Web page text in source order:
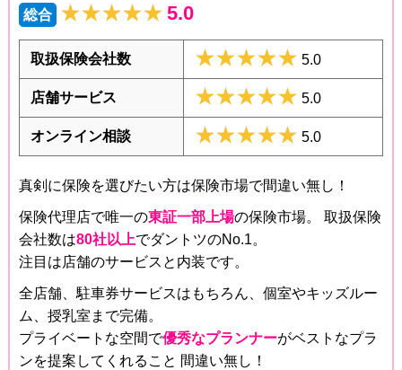
総合 ★★★★★
★★★★★ 5.0
取扱保険会社数 ★★★★★
★★★★★ 5.0
店舗サービス ★★★★★
★★★★★ 5.0
オンライン相談 ★★★★★
★★★★★ 5.0
真剣に保険を選びたい方は保険市場で間違い無し！
保険代理店で唯一の東証一部上場の保険市場。 取扱保険
会社数は80社以上でダントツのNo.1。
注目は店舗のサービスと内装です。
全店舗、駐車券サービスはもちろん、個室やキッズルー
ム、授乳室まで完備。
プライベートな空間で優秀なプランナーがベストなプラ
ンを提案してくれること 間違い無し！